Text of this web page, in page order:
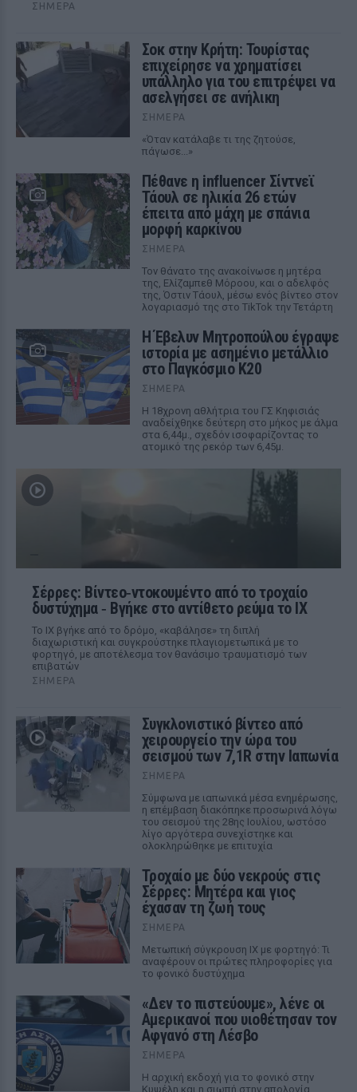
ΣΉΜΕΡΑ
Σοκ στην Κρήτη: Τουρίστας
επιχείρησε να χρηματίσει
υπάλληλο για του επιτρέψει να
ασελγήσει σε ανήλικη
ΣΉΜΕΡΑ
«Όταν κατάλαβε τι της ζητούσε,
πάγωσε...»
Πέθανε η influencer Σίντνεϊ
Τάουλ σε ηλικία 26 ετών
έπειτα από μάχη με σπάνια
μορφή καρκίνου
ΣΉΜΕΡΑ
Τον θάνατο της ανακοίνωσε η μητέρα
της, Ελίζαμπεθ Μόροου, και ο αδελφός
της, Όστιν Τάουλ, μέσω ενός βίντεο στον
λογαριασμό της στο TikTok την Τετάρτη
Η Έβελυν Μητροπούλου έγραψε
ιστορία με ασημένιο μετάλλιο
στο Παγκόσμιο Κ20
ΣΉΜΕΡΑ
Η 18χρονη αθλήτρια του ΓΣ Κηφισιάς
αναδείχθηκε δεύτερη στο μήκος με άλμα
στα 6,44μ., σχεδόν ισοφαρίζοντας το
ατομικό της ρεκόρ των 6,45μ.
Σέρρες: Βίντεο‑ντοκουμέντο από το τροχαίο
δυστύχημα ‑ Βγήκε στο αντίθετο ρεύμα το ΙΧ
Το ΙΧ βγήκε από το δρόμο, «καβάλησε» τη διπλή
διαχωριστική και συγκρούστηκε πλαγιομετωπικά με το
φορτηγό, με αποτέλεσμα τον θανάσιμο τραυματισμό των
επιβατών
ΣΉΜΕΡΑ
Συγκλονιστικό βίντεο από
χειρουργείο την ώρα του
σεισμού των 7,1R στην Ιαπωνία
ΣΉΜΕΡΑ
Σύμφωνα με ιαπωνικά μέσα ενημέρωσης,
η επέμβαση διακόπηκε προσωρινά λόγω
του σεισμού της 28ης Ιουλίου, ωστόσο
λίγο αργότερα συνεχίστηκε και
ολοκληρώθηκε με επιτυχία
Τροχαίο με δύο νεκρούς στις
Σέρρες: Μητέρα και γιος
έχασαν τη ζωή τους
ΣΉΜΕΡΑ
Μετωπική σύγκρουση ΙΧ με φορτηγό: Τι
αναφέρουν οι πρώτες πληροφορίες για
το φονικό δυστύχημα
«Δεν το πιστεύουμε», λένε οι
Αμερικανοί που υιοθέτησαν τον
Αφγανό στη Λέσβο
ΣΉΜΕΡΑ
Η αρχική εκδοχή για το φονικό στην
Κυψέλη και η σιωπή στην απολογία